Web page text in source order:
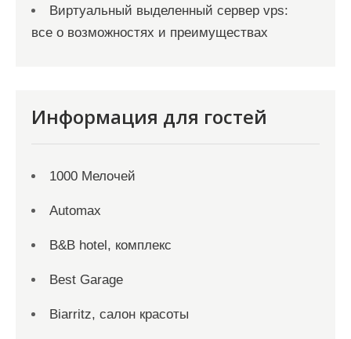
Виртуальный выделенный сервер vps:
все о возможностях и преимуществах
Информация для гостей
1000 Мелочей
Automax
B&B hotel, комплекс
Best Garage
Biarritz, салон красоты